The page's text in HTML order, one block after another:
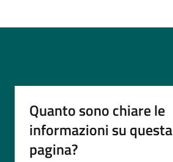
Quanto sono chiare le
informazioni su questa
pagina?